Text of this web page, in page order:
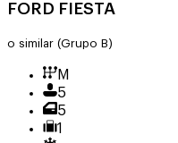
FORD FIESTA
o similar (Grupo B)
M
5
5
1